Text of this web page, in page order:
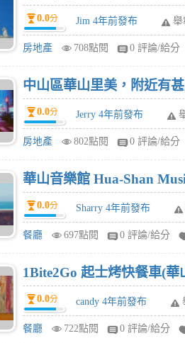
0.0分 Jim 4年前發布 舉
房地產 708點閱 0 評論/給分
中山區華山里美，附近有
0.0分 Jerry 4年前發布
房地產 802點閱 0 評論/給分
華山音樂館 Hua-Shan
0.0分 Sharry 4年前發布
餐廳 697點閱 0 評論/給分
1Bite2Go 起士烤快餐車(
0.0分 candy 4年前發布
餐廳 722點閱 0 評論/給分